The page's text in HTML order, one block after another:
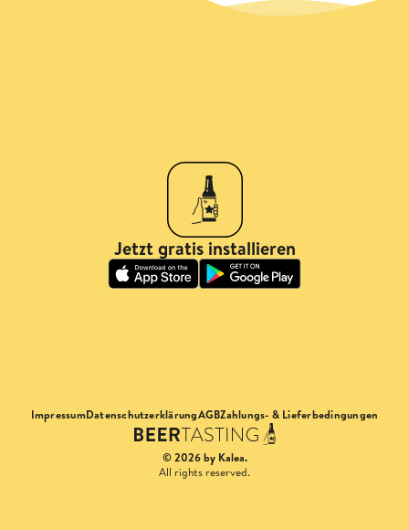
Jetzt gratis installieren
ImpressumDatenschutzerklärungAGBZahlungs- & Lieferbedingungen
© 2026 by Kalea.
All rights reserved.